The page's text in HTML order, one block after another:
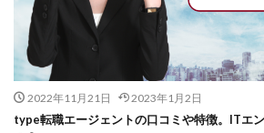
2022年11月21日 2023年1月2日
type転職エージェントの口コミや特徴。ITエ